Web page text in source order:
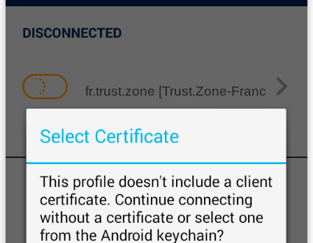
fr.trust.zone [Trust.Zone-France]